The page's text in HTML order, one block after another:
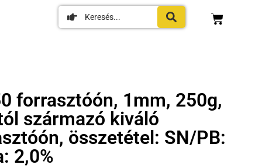
forrasztóón, 1mm, 250g,
származó kiváló
összetétel: SN/PB:
2,0%